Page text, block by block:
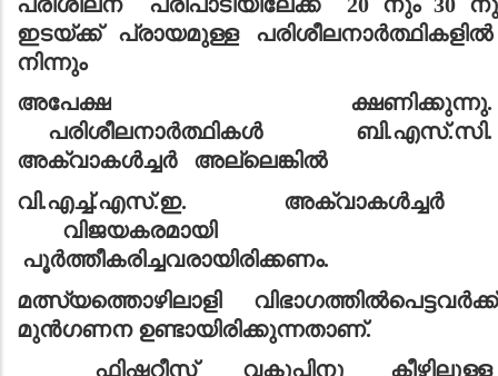
ഇടയ്ക്ക് പ്രായമുള്ള പരിശീലനാർത്ഥികളിൽ
നിന്നും
അപേക്ഷ ക്ഷണിക്കുന്നു.
പരിശീലനാർത്ഥികൾ ബി.എസ്.സി.
അക്വാകൾച്ചർ അല്ലെങ്കിൽ
വി.എച്ച്.എസ്.ഇ. അക്വാകൾച്ചർ
വിജയകരമായി
പൂർത്തീകരിച്ചവരായിരിക്കണം.
മത്സ്യത്തൊഴിലാളി വിഭാഗത്തിൽപെട്ടവർക്ക്
മുൻഗണന ഉണ്ടായിരിക്കുന്നതാണ്.
ഫിഷറീസ് വകുപ്പിനു കീഴിലുള്ള